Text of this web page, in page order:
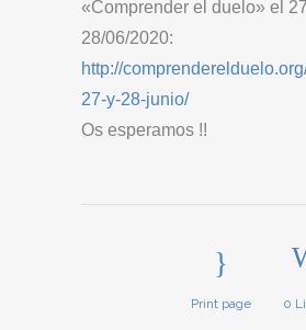
«Comprender el duelo» el
28/06/2020:
http://
27-y-28-junio/
Os esperamos !!
Print page 0